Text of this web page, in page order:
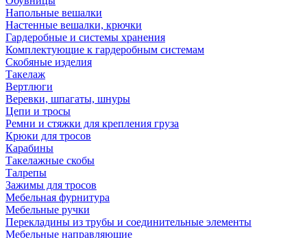
Напольные вешалки
Настенные вешалки, крючки
Гардеробные и системы хранения
Комплектующие к гардеробным системам
Скобяные изделия
Такелаж
Вертлюги
Веревки, шпагаты, шнуры
Цепи и тросы
Ремни и стяжки для крепления груза
Крюки для тросов
Карабины
Такелажные скобы
Талрепы
Зажимы для тросов
Мебельная фурнитура
Мебельные ручки
Перекладины из трубы и соединительные элементы
Мебельные направляющие